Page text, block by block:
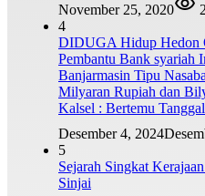
November 25, 2020
4
DIDUGA Hidup Hedon
Pembantu Bank syariah
Banjarmasin Tipu
Milyaran Rupiah dan
Kalsel : Bertemu Tanggal
Desember 4, 2024
5
Sejarah Singkat
Sinjai